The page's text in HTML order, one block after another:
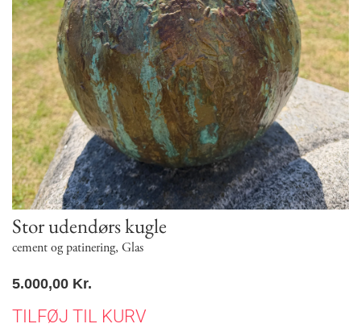
Stor udendørs kugle
cement og patinering, Glas
5.000,00 Kr.
TILFØJ TIL KURV